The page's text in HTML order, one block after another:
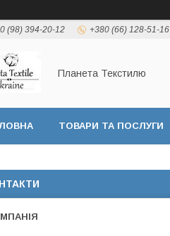
(98) 394-20-12 +380 (66) 128-51-16
Планета Текстилю
ТОВАРИ ТА ПОСЛУГИ